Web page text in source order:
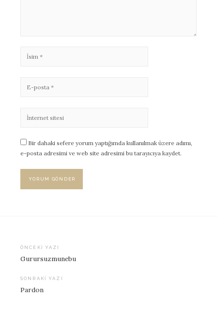
Bir dahaki sefere yorum yaptığımda kullanılmak üzere adımı,
e-posta adresimi ve web site adresimi bu tarayıcıya kaydet.
dolaşımı
ÖNCEKI YAZI
Gurursuzmunebu
SONRAKI YAZI
Pardon